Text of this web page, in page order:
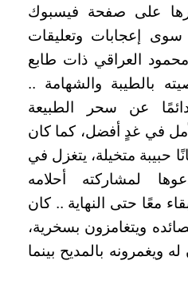
على صفحة فيسبوك
إعجابات وتعليقات
العراقي ذات طابع
بالطيبة والشهامة ..
عن سحر الطبيعة
في غدٍ أفضل، كما كان
حبيبة متخيلة، يتغزل في
لمشاركته أحلامه
معًا حتى النهاية .. كان
ويتغامزون بسخرية،
ويغمرونه بالمديح بينما